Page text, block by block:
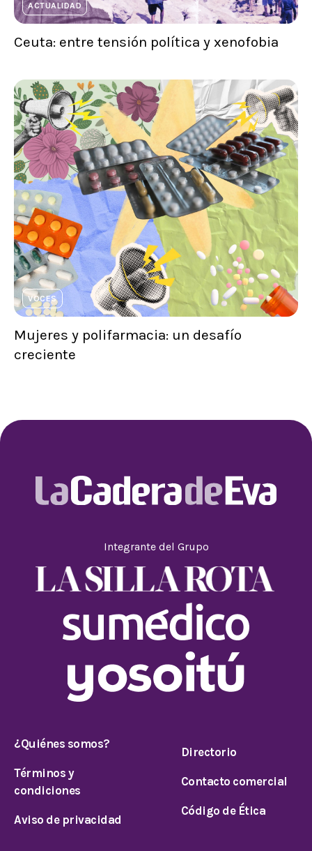
ACTUALIDAD
Ceuta: entre tensión política y xenofobia
VOCES
Mujeres y polifarmacia: un desafío
creciente
Integrante del Grupo
¿Quiénes somos?
Términos y
condiciones
Aviso de privacidad
Directorio
Contacto comercial
Código de Ética